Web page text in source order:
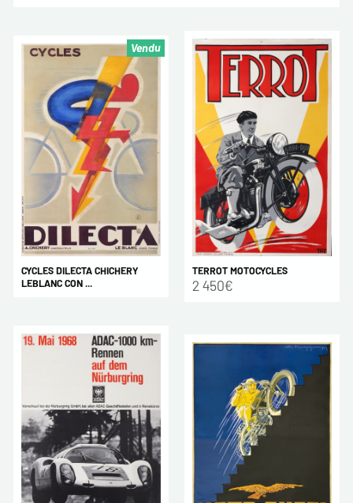
CYCLES DILECTA CHICHERY
LEBLANC CON ...
Vendu
TERROT MOTOCYCLES
2 450€